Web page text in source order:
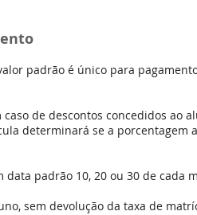
padrão é único para
de descontos concedidos ao
determinará se a porcentagem
data padrão 10, 20 ou 30 de cada
sem devolução da taxa de